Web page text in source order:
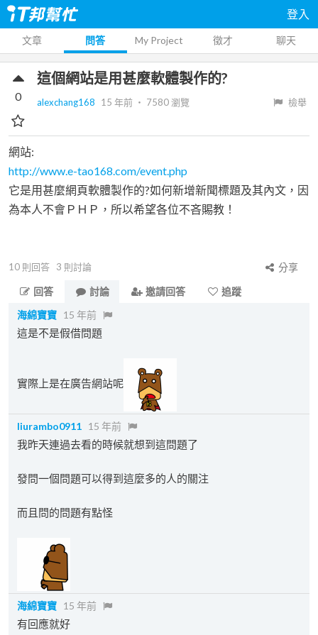
登入
文章 問答 My Project 徵才 聊天
這個網站是用甚麼軟體製作的?
alexchang168 15 年前 ‧ 7580瀏覽 檢舉
0
網站:
http://www.e-tao168.com/event.php
它是用甚麼網頁軟體製作的?如何新增新聞標題及其內文，因
為本人不會ＰＨＰ，所以希望各位不吝賜教！
10 則回答 3 則討論
分享
回答
討論 邀請回答
追蹤
海綿寶寶 15 年前
這是不是假借問題
實際上是在廣告網站呢
liurambo0911 15 年前
我昨天連過去看的時候就想到這問題了
發問一個問題可以得到這麼多的人的關注
而且問的問題有點怪
海綿寶寶 15 年前
有回應就好